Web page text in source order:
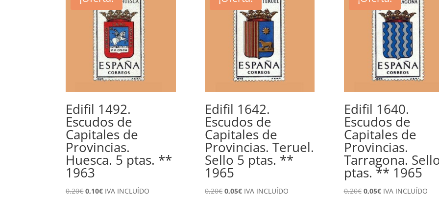
Edifil 1492.
Escudos de
Capitales de
Provincias.
Huesca. 5 ptas. **
1963
0,20€El
0,10€ElIVA INCLUÍDO
Edifil 1642.
Escudos de
Capitales de
Provincias. Teruel.
Sello 5 ptas. **
1965
0,20€ El
0,05€ElIVA INCLUÍDO
Edifil 1640.
Escudos de
Capitales de
Provincias.
Tarragona.
ptas. ** 1965
0,20€ El
0,05€ElIVA INCLUÍDO